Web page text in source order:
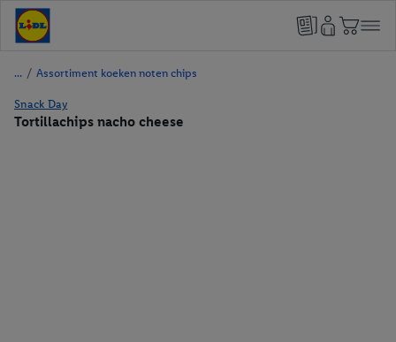
/ Assortiment koeken noten chips
Snack Day
Tortillachips nacho cheese